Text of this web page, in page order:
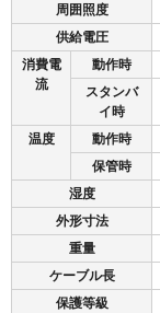
周囲照度
供給電圧
消費電
流
動作時
スタンバ
イ時
温度 動作時
保管時
湿度
外形寸法
重量
ケーブル長
保護等級